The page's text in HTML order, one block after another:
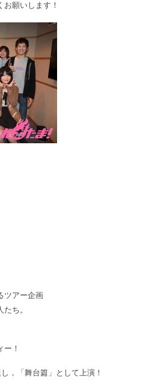
願いします！
ツアー企画
ち。
！
，「舞台篇」として上演！